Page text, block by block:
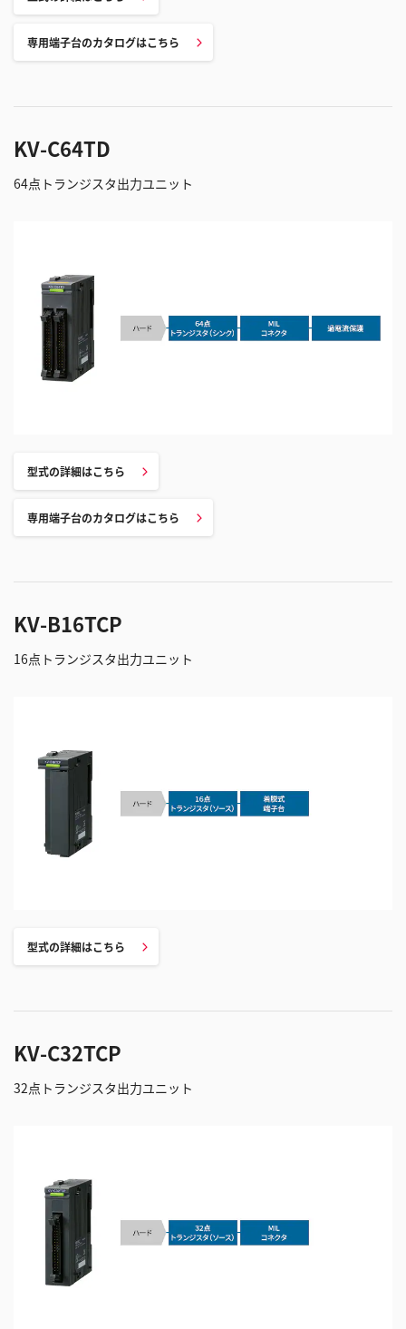
専用端子台のカタログはこちら
KV-C64TD
64点トランジスタ出力ユニット
型式の詳細はこちら
専用端子台のカタログはこちら
KV-B16TCP
16点トランジスタ出力ユニット
型式の詳細はこちら
KV-C32TCP
32点トランジスタ出力ユニット